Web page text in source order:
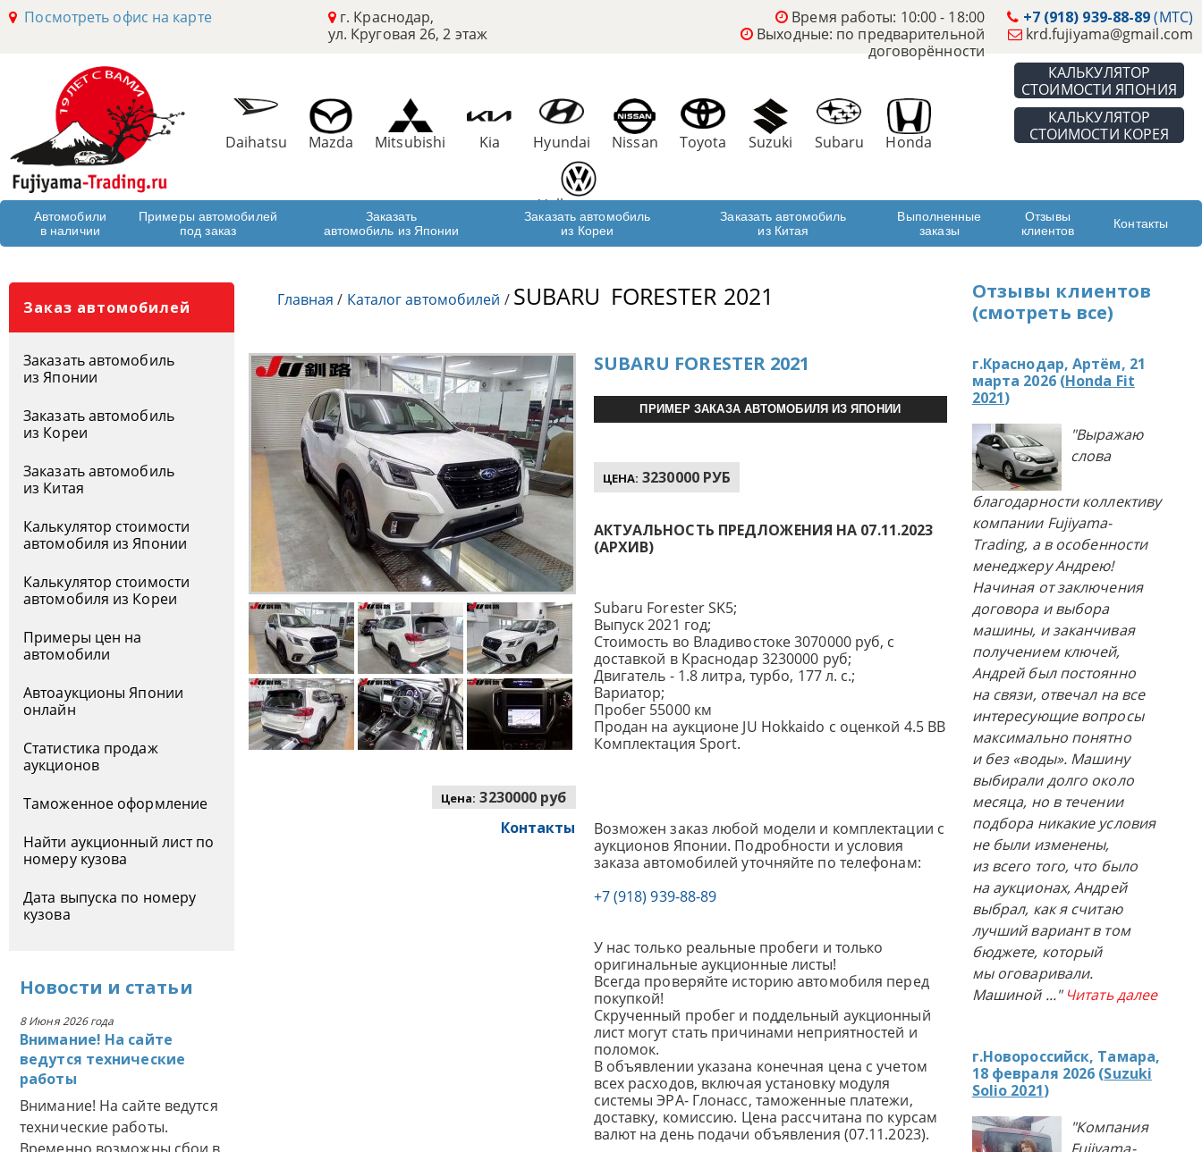
Посмотреть офис на карте
г. Краснодар,
ул. Круговая 26, 2 этаж
+7 (918) 939-88-89(МТС)
krd.fujiyama@gmail.com
Время работы: 10:00 - 18:00
Выходные: по предварительной
договорённости
КАЛЬКУЛЯТОР
СТОИМОСТИ ЯПОНИЯ
КАЛЬКУЛЯТОР
СТОИМОСТИ КОРЕЯ
Daihatsu Mazda Mitsubishi Kia Hyundai Nissan Toyota Suzuki Subaru Honda
Volkswagen
Автомобили
в наличии
Примеры автомобилей
под заказ
Заказать
автомобиль из Японии
Заказать автомобиль
из Кореи
Заказать автомобиль
из Китая
Выполненные
заказы
Отзывы
клиентов
Контакты
Заказ автомобилей
Заказать автомобиль
из Японии
Заказать автомобиль
из Кореи
Заказать автомобиль
из Китая
Калькулятор стоимости
автомобиля из Японии
Калькулятор стоимости
автомобиля из Кореи
Примеры цен на
автомобили
Автоаукционы Японии
онлайн
Статистика продаж
аукционов
Таможенное оформление
Найти аукционный лист по
номеру кузова
Дата выпуска по номеру
кузова
Новости и статьи
8 Июня 2026 года
Внимание! На сайте
ведутся технические
работы
Внимание! На сайте ведутся
технические работы.
Главная / Каталог автомобилей / SUBARU FORESTER 2021
Цена: 3230000 руб
Контакты
SUBARU FORESTER 2021
ПРИМЕР ЗАКАЗА АВТОМОБИЛЯ ИЗ ЯПОНИИ
ЦЕНА: 3230000 РУБ
АКТУАЛЬНОСТЬ ПРЕДЛОЖЕНИЯ НА 07.11.2023
(АРХИВ)
Subaru Forester SK5;
Выпуск 2021 год;
Стоимость во Владивостоке 3070000 руб, с
доставкой в Краснодар 3230000 руб;
Двигатель - 1.8 литра, турбо, 177 л. с.;
Вариатор;
Пробег 55000 км
Продан на аукционе JU Hokkaido с оценкой 4.5 BB
Комплектация Sport.
Возможен заказ любой модели и комплектации с
аукционов Японии. Подробности и условия
заказа автомобилей уточняйте по телефонам:
+7 (918) 939-88-89
У нас только реальные пробеги и только
оригинальные аукционные листы!
Всегда проверяйте историю автомобиля перед
покупкой!
Скрученный пробег и поддельный аукционный
лист могут стать причинами неприятностей и
поломок.
В объявлении указана конечная цена с учетом
всех расходов, включая установку модуля
системы ЭРА- Глонасс, таможенные платежи,
доставку, комиссию. Цена рассчитана по курсам
валют на день подачи объявления (07.11.2023).
Отзывы клиентов
(смотреть все)
г.Краснодар, Артём, 21
марта 2026 (Honda Fit
2021)
"Выражаю
слова
благодарности коллективу
компании Fujiyama-
Trading, а в особенности
менеджеру Андрею!
Начиная от заключения
договора и выбора
машины, и заканчивая
получением ключей,
Андрей был постоянно
на связи, отвечал на все
интересующие вопросы
максимально понятно
и без «воды». Машину
выбирали долго около
месяца, но в течении
подбора никакие условия
не были изменены,
из всего того, что было
на аукционах, Андрей
выбрал, как я считаю
лучший вариант в том
бюджете, который
мы оговаривали.
Машиной ..." Читать далее
г.Новороссийск, Тамара,
18 февраля 2026 (Suzuki
Solio 2021)
"Компания